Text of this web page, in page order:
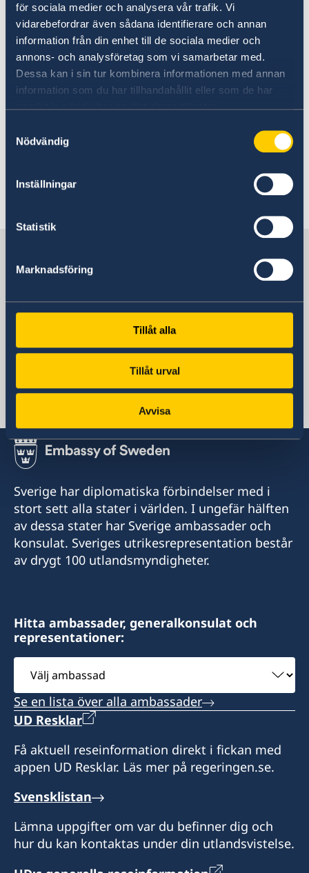
för sociala medier och analysera vår trafik. Vi
vidarebefordrar även sådana identifierare och annan
information från din enhet till de sociala medier och
annons- och analysföretag som vi samarbetar med.
Dessa kan i sin tur kombinera informationen med annan
information som du har tillhandahållit eller som de har
samlat in när du har använt deras tjänster.
Nödvändig
Inställningar
Statistik
Marknadsföring
Tillåt alla
Tillåt urval
Avvisa
Läs mer om HBTQ-personers situation i landet
i
International Lesbian, Gay, Bisexual, Trans and
Intersex Association (ILGA) databas
Läs mer om allmän reseinformation för HBTQ-
Storbritanniens
eller
Sveriges ambassad
Sverige har varken ambassad eller konsulat i
Guinea-Bissau. Kontakta istället:
Portugal, Lissabon
Sverige har diplomatiska förbindelser med i
stort sett alla stater i världen. I ungefär hälften
av dessa stater har Sverige ambassader och
konsulat. Sveriges utrikesrepresentation består
av drygt 100 utlandsmyndigheter.
Hitta ambassader, generalkonsulat och
representationer:
Välj
ambassad
Se en lista över alla ambassader
UD Resklar
Få aktuell reseinformation direkt i fickan med
appen UD Resklar. Läs mer på regeringen.se.
Svensklistan
Lämna uppgifter om var du befinner dig och
hur du kan kontaktas under din utlandsvistelse.